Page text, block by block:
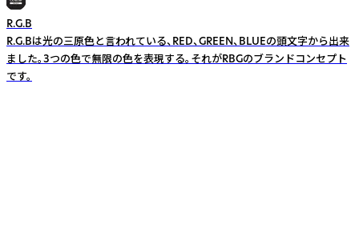
R.G.B
R.G.Bは光の三原色と言われている、RED、GREEN、BLUEの頭文字から出来
ました。3つの色で無限の色を表現する。それがRBGのブランドコンセプト
です。